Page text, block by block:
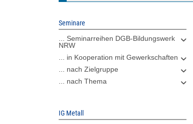
Seminare
... Seminarreihen DGB-Bildungswerk
NRW
... in Kooperation mit Gewerkschaften
... nach Zielgruppe
... nach Thema
IG Metall